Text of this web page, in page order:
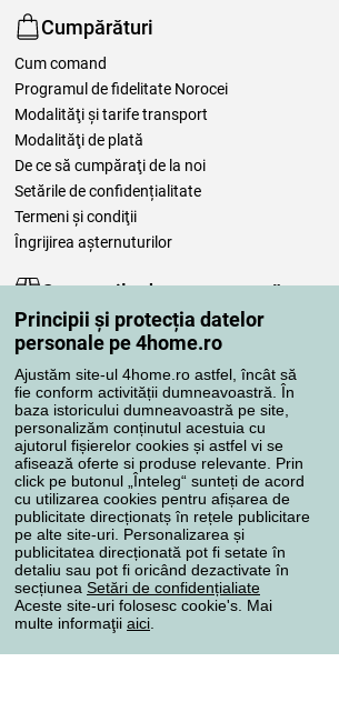
Principii și protecția datelor
personale pe 4home.ro
Ajustăm site-ul 4home.ro astfel, încât să
fie conform activității dumneavoastră. În
baza istoricului dumneavoastră pe site,
personalizăm conținutul acestuia cu
ajutorul fișierelor cookies și astfel vi se
afisează oferte si produse relevante. Prin
click pe butonul „Înteleg“ sunteți de acord
cu utilizarea cookies pentru afișarea de
publicitate direcționatș în rețele publicitare
pe alte site-uri. Personalizarea și
publicitatea direcționată pot fi setate în
detaliu sau pot fi oricând dezactivate în
secțiunea Setări de confidențialiate
Aceste site-uri folosesc cookie's. Mai
multe informaţii aici
Cumpărături
Cum comand
Programul de fidelitate Norocei
Modalităţi şi tarife transport
Modalităţi de plată
De ce să cumpăraţi de la noi
Setările de confidențialitate
Termeni şi condiţii
Îngrijirea așternuturilor
Comenzile dumneavoastră
Contul meu
Revizuirea comenzilor
Reclamaţii
Retragere de la contract
Regulile de procesare a recenziilor
Metode de transport
Metode de plată